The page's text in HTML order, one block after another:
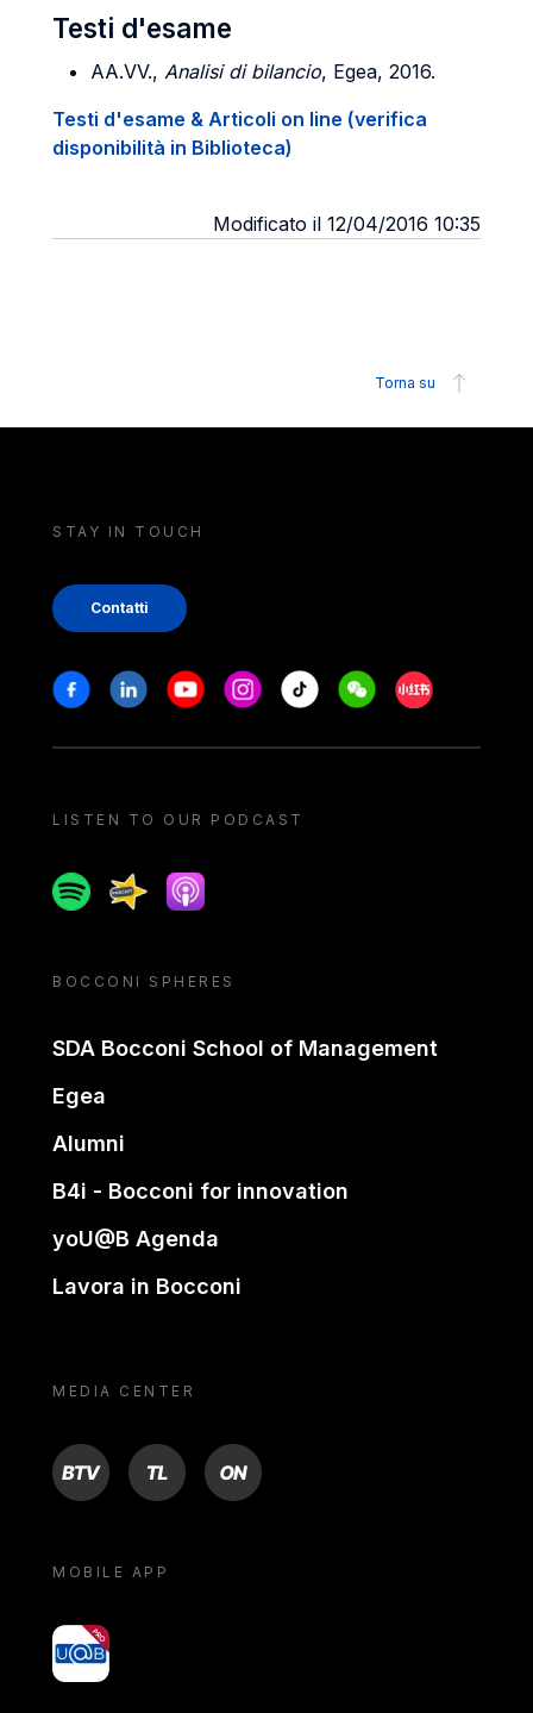
Testi d'esame
AA.VV., Analisi di bilancio, Egea, 2016.
Testi d'esame & Articoli on line (verifica
disponibilità in Biblioteca)
Modificato il 12/04/2016 10:35
Torna su
STAY IN TOUCH
Contatti
Stay in touch
FacebookLinkedinYoutubeInstagram
Tiktok WeechatXiaohongshu/
LISTEN TO OUR PODCAST
SpotifySpreakerApple podcast
BOCCONI SPHERES
SDA Bocconi School of Management
Egea
Alumni
B4i - Bocconi for innovation
yoU@B Agenda
Lavora in Bocconi
MEDIA CENTER
BTV TL ON
MOBILE APP
yoU@B